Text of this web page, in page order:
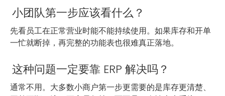
小团队第一步应该看什么？
先看员工在正常营业时能不能持续使用。如果库存和开单
一忙就断掉，再完整的功能表也很难真正落地。
这种问题一定要靠 ERP 解决吗？
通常不用。大多数小商户第一步更需要的是库存更清楚、